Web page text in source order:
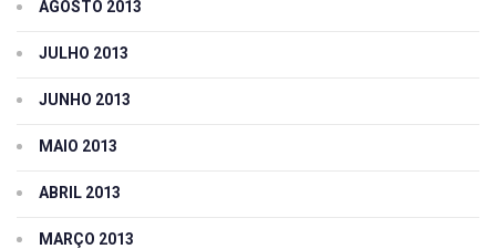
AGOSTO 2013
JULHO 2013
JUNHO 2013
MAIO 2013
ABRIL 2013
MARÇO 2013